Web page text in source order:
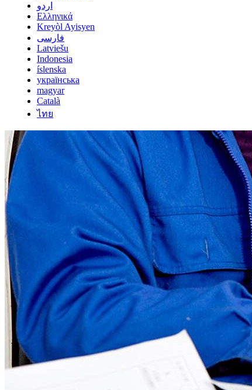
اردو
Ελληνικά
Kreyòl Ayisyen
فارسی
Latviešu
Indonesia
íslenska
українська
magyar
Català
ไทย